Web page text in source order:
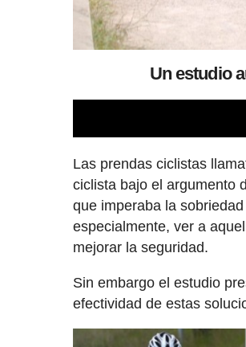
Un estudio
Las prendas ciclistas
ciclista bajo el argumento
que imperaba la
especialmente, ver a
mejorar la seguridad.
Sin embargo el estudio
efectividad de estas